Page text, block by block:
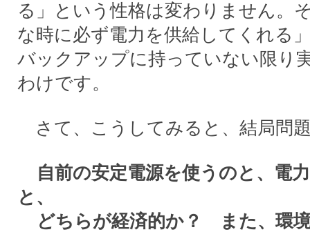
る」という性格は変わりません。
な時に必ず電力を供給してくれる
バックアップに持っていない限り
わけです。
さて、こうしてみると、結局問
自前の安定電源を使うのと、電
と、
どちらが経済的か？ また、環